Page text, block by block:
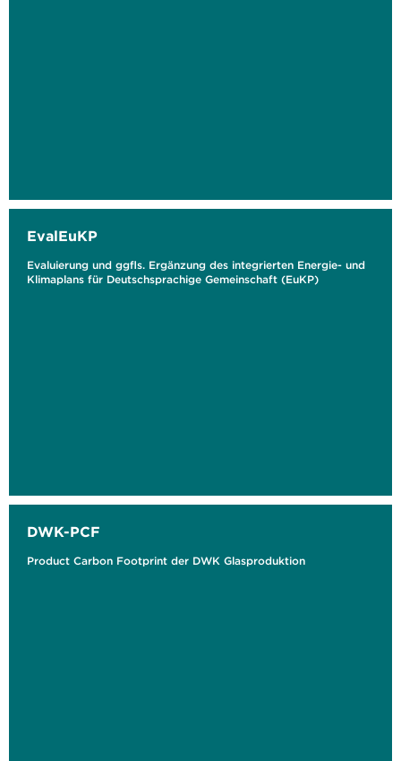
EvalEuKP
Evaluierung und ggfls. Ergänzung des integrierten Energie- und
Klimaplans für Deutschsprachige Gemeinschaft (EuKP)
DWK-PCF
Product Carbon Footprint der DWK Glasproduktion